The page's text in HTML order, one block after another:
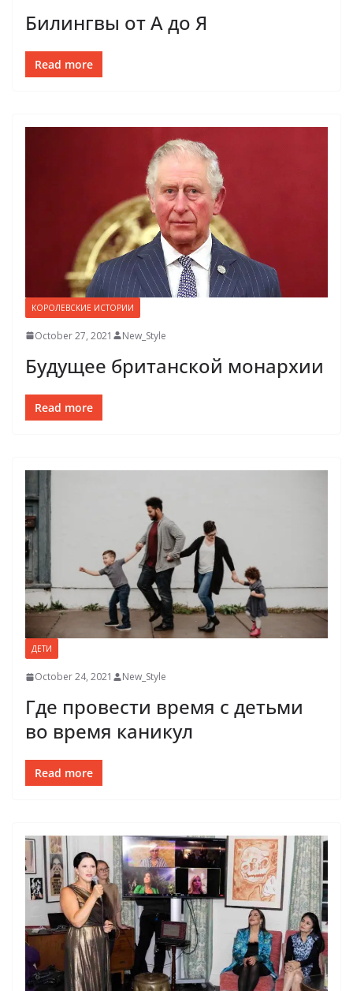
Билингвы от А до Я
Read more
КОРОЛЕВСКИЕ ИСТОРИИ
October 27, 2021 New_Style
Будущее британской монархии
Read more
ДЕТИ
October 24, 2021 New_Style
Где провести время с детьми
во время каникул
Read more